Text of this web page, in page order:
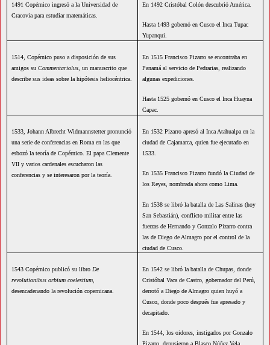
1491 Copérnico ingresó a la Universidad de
Cracovia para estudiar matemáticas.
En 1492 Cristóbal Colón descubrió América.
Hasta 1493 gobernó en Cusco el Inca Tupac
Yupanqui.
1514, Copérnico puso a disposición de sus
amigos suCommentariolus , un manuscrito que
describe sus ideas sobre la hipótesis heliocéntrica.
En 1515 Francisco Pizarro se encontraba en
Panamá al servicio de Pedrarias, realizando
algunas expediciones.
Hasta 1525 gobernó en Cusco el Inca Huayna
Capac.
1533, Johann Albrecht Widmannstetter pronunció
una serie de conferencias en Roma en las que
esbozó la teoría de Copérnico. El papa Clemente
VII y varios cardenales escucharon las
conferencias y se interesaron por la teoría.
En 1532 Pizarro apresó al Inca Atahualpa en la
ciudad de Cajamarca, quien fue ejecutado en
1533.
En 1535 Francisco Pizarro fundó la Ciudad de
los Reyes, nombrada ahora como Lima.
En 1538 se libró la batalla de Las Salinas (hoy
San Sebastián), conflicto militar entre las
fuerzas de Hernando y Gonzalo Pizarro contra
las de Diego de Almagro por el control de la
ciudad de Cusco.
1543 Copérnico publicó su libro De
revolutionibus orbium coelestium
desencadenando la revolución copernicana.
En 1542 se libró la batalla de Chupas, donde
Cristóbal Vaca de Castro, gobernador del Perú,
derrotó a Diego de Almagro quien huyó a
Cusco, donde poco después fue apresado y
decapitado.
En 1544, los oidores, instigados por Gonzalo